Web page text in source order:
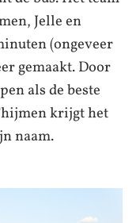
Jelle en
(ongeveer
gemaakt. Door
als de beste
krijgt het
naam.